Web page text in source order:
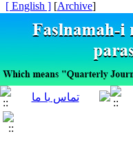
[
Archive
]
[ English ]